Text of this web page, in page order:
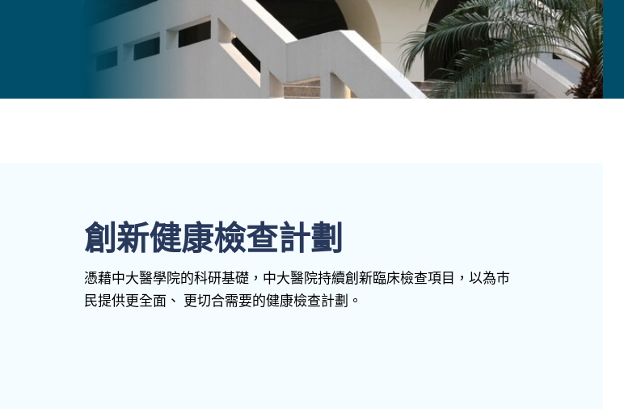
創新健康檢查計劃
憑藉中大醫學院的科研基礎，中大醫院持續創新臨床檢查項目，以為巿
民提供更全面、 更切合需要的健康檢查計劃。